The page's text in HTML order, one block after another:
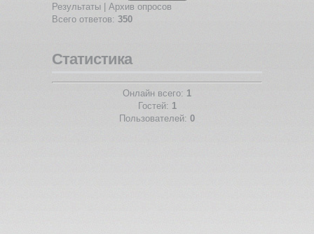
Результаты
Архив опросов
Всего ответов: 350
Статистика
Онлайн всего: 1
Гостей: 1
Пользователей: 0